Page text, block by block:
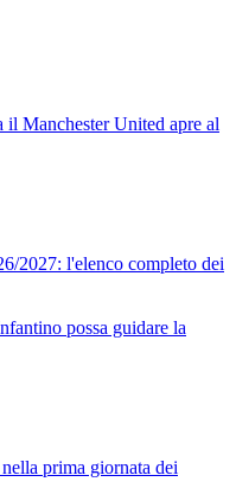
il Manchester United apre al
2027: l'elenco completo dei
possa guidare la
prima giornata dei